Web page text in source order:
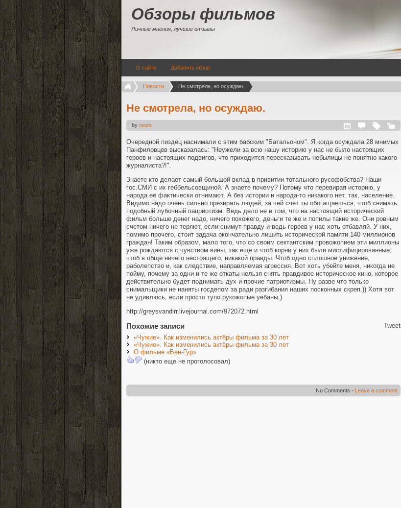
Обзоры фильмов
Личные мнения, лучшие отзывы
О сайте Добавить обзор
Новости Не смотрела, но осуждаю.
Не смотрела, но осуждаю.
by news
Очередной пиздец наснимали с этим бабским "Батальоном". Я когда осуждала 28 мнимых
Панфиловцев высказалась: "Неужели за всю нашу историю у нас не было настоящих
героев и настоящих подвигов, что приходится пересказывать небылицы не понятно какого
журналиста?!".
Знаете кто делает самый большой вклад в привитии тотального русофобства? Наши
гос.СМИ с их геббельсовщиной. А знаете почему? Потому что перевирая историю, у
народа её фактически отнимают. А без истории и народа-то никакого нет, так, население.
Видимо надо очень сильно презирать людей, за чей счет ты обогащаешься, чтоб снимать
подобный лубочный пацриотизм. Ведь дело не в том, что на настоящий исторический
фильм больше денег надо, ничего похожего, деньги те же и попилы такие же. Они ровным
счетом ничего не теряют, если снимут правду и ведь героев у нас хоть отбавляй. У них,
помимо прочего, стоит задача окончательно лишить исторической памяти 140 миллионов
граждан! Таким образом, мало того, что со своим сектантским провожопием эти миллионы
уже рождаются с чувством вины, так еще и чтоб корни у них были мистифицированные,
чтоб в обще ничего нестоящего, никакой правды. Чтоб одно сплошное унижение,
раболепство и, как следствие, направляемая агрессия. Вот хоть убейте меня, никогда не
пойму, почему за одни и те же откаты нельзя снять правдивое историческое кино, которое
действительно будет поднимать дух и прочие патриотизмы. Ну разве что только
снимальщики не наняты госдепом за ради разгибания наших посконных скреп.)) Хотя вот
не удивлюсь, если просто тупо рукожопые уебаны.)
http://greysvandirr.livejournal.com/972072.html
Tweet
Похожие записи
«Чужие». Как изменились актёры фильма за 30 лет
«Чужие». Как изменились актёры фильма за 30 лет
О фильме «Бен-Гур»
(никто еще не проголосовал)
No Comments - Leave a comment